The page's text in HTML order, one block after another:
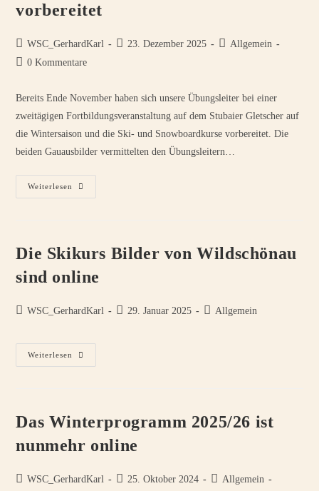
vorbereitet
Beitrags-
Autor:
WSC_GerhardKarl
Beitrag
23. Dezember 2025
Beitrags-
Allgemein
Beitrags-
0 Kommentare
Bereits Ende November haben sich unsere Übungsleiter bei einer
zweitägigen Fortbildungsveranstaltung auf dem Stubaier Gletscher auf
die Wintersaison und die Ski- und Snowboardkurse vorbereitet. Die
beiden Gauausbilder vermittelten den Übungsleitern…
Weiterlesen
Übungsleiter
Auf
Die Skikurs Bilder von Wildschönau
sind online
Beitrags-
WSC_GerhardKarl
Beitrag
29. Januar 2025
Beitrags-
Allgemein
Weiterlesen
Die
Skikurs
Online
Das Winterprogramm 2025/26 ist
nunmehr online
Beitrags-
WSC_GerhardKarl
Beitrag
25. Oktober 2024
Beitrags-
Allgemein